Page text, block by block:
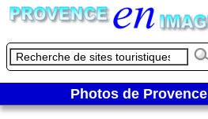
Photos de Provence